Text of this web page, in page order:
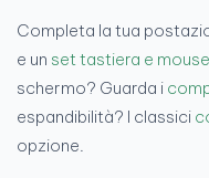
Completa la tua
e un set tastiera e mouse
schermo? Guarda i
espandibilità? I classici
opzione.